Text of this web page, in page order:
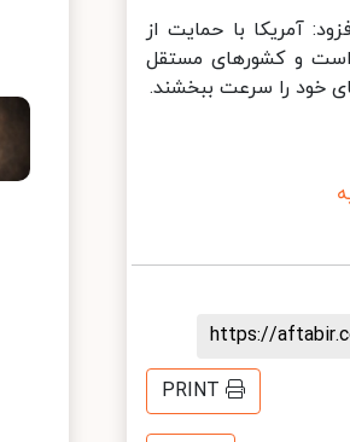
آمریکا با حمایت از
و کشورهای مستقل
خود را سرعت ببخشند.
https://
PRINT